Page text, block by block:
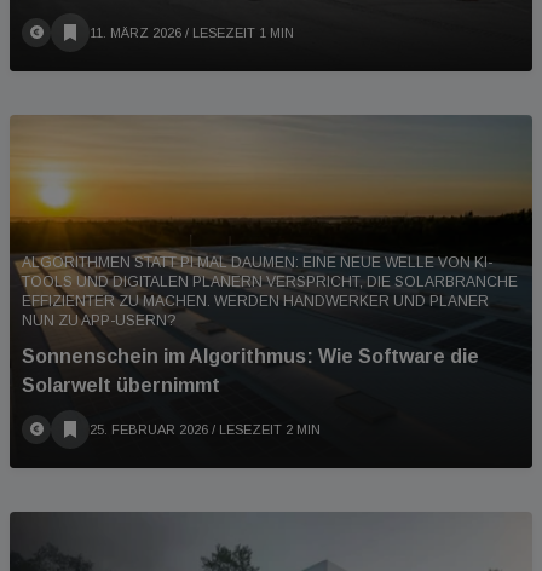
11. MÄRZ 2026 / LESEZEIT 1 MIN
ALGORITHMEN STATT PI MAL DAUMEN: EINE NEUE WELLE VON KI-
TOOLS UND DIGITALEN PLANERN VERSPRICHT, DIE SOLARBRANCHE
EFFIZIENTER ZU MACHEN. WERDEN HANDWERKER UND PLANER
NUN ZU APP-USERN?
Sonnenschein im Algorithmus: Wie Software die
Solarwelt übernimmt
25. FEBRUAR 2026 / LESEZEIT 2 MIN